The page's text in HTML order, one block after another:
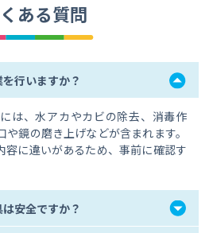
ある質問
行いますか？
は、水アカやカビの除去、消毒作
鏡の磨き上げなどが含まれます。
容に違いがあるため、事前に確認す
安全ですか？